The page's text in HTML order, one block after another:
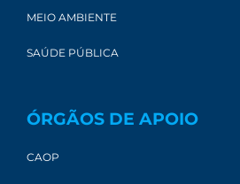
MEIO AMBIENTE
SAÚDE PÚBLICA
ÓRGÃOS DE APOIO
CAOP